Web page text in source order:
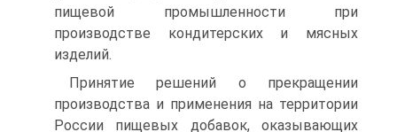
пищевой промышленности при
производстве кондитерских и мясных
изделий.
Принятие решений о прекращении
производства и применения на территории
России пищевых добавок, оказывающих